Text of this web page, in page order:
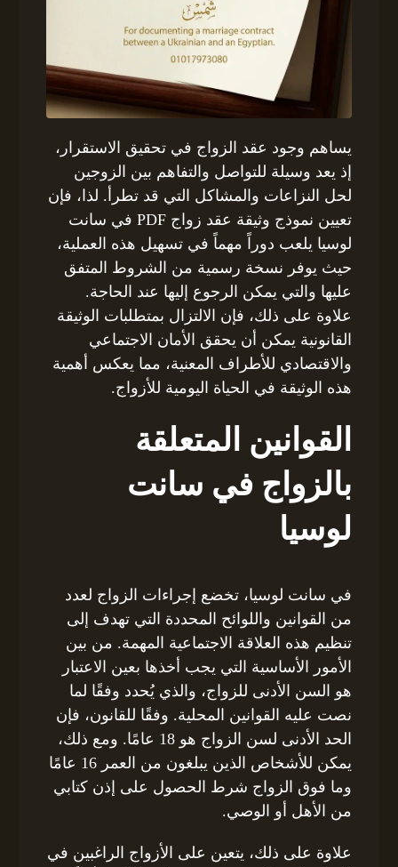
يساهم وجود عقد الزواج في تحقيق الاستقرار،
إذ يعد وسيلة للتواصل والتفاهم بين الزوجين
لحل النزاعات والمشاكل التي قد تطرأ. لذا، فإن
تعيين نموذج وثيقة عقد زواج PDF في سانت
لوسيا يلعب دوراً مهماً في تسهيل هذه العملية،
حيث يوفر نسخة رسمية من الشروط المتفق
عليها والتي يمكن الرجوع إليها عند الحاجة.
علاوة على ذلك، فإن الالتزال بمتطلبات الوثيقة
القانونية يمكن أن يحقق الأمان الاجتماعي
والاقتصادي للأطراف المعنية، مما يعكس أهمية
هذه الوثيقة في الحياة اليومية للأزواج.
القوانين المتعلقة
بالزواج في سانت
لوسيا
في سانت لوسيا، تخضع إجراءات الزواج لعدد
من القوانين واللوائح المحددة التي تهدف إلى
تنظيم هذه العلاقة الاجتماعية المهمة. من بين
الأمور الأساسية التي يجب أخذها بعين الاعتبار
هو السن الأدنى للزواج، والذي يُحدد وفقًا لما
نصت عليه القوانين المحلية. وفقًا للقانون، فإن
الحد الأدنى لسن الزواج هو 18 عامًا. ومع ذلك،
يمكن للأشخاص الذين يبلغون من العمر 16 عامًا
وما فوق الزواج شرط الحصول على إذن كتابي
من الأهل أو الوصي.
علاوة على ذلك، يتعين على الأزواج الراغبين في